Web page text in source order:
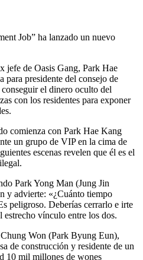
Job” ha lanzado un nuevo
jefe de Oasis Gang, Park Hae
para presidente del consejo de
el dinero oculto del
con los residentes para exponer
comienza con Park Hae Kang
un grupo de VIP en la cima de
escenas revelen que él es el
Park Yong Man (Jung Jin
y advierte: «¿Cuánto tiempo
peligroso. Deberías cerrarlo e irte
estrecho vínculo entre los dos.
Won (Park Byung Eun),
de construcción y residente de un
10 mil millones de wones